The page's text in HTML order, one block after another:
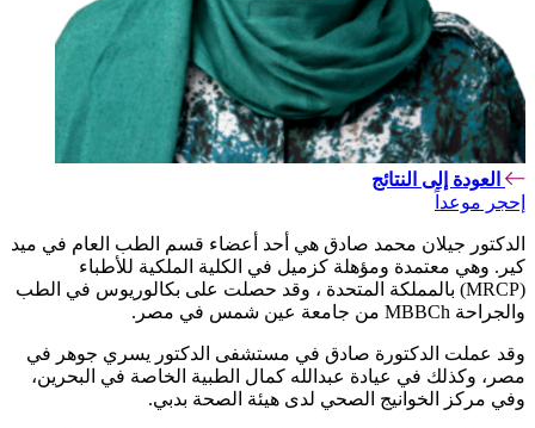
العودة إلى النتائج
إحجر موعداً
الدكتور جيلان محمد صادق هي أحد أعضاء قسم الطب العام في ميد
كير. وهي معتمدة ومؤهلة كزميل في الكلية الملكية للأطباء
(MRCP) بالمملكة المتحدة ، وقد حصلت على بكالوريوس في الطب
والجراحة MBBCh من جامعة عين شمس في مصر.
وقد عملت الدكتورة صادق في مستشفى الدكتور يسري جوهر في
مصر، وكذلك في عيادة عبدالله كمال الطبية الخاصة في البحرين،
وفي مركز الخوانيج الصحي لدى هيئة الصحة بدبي.